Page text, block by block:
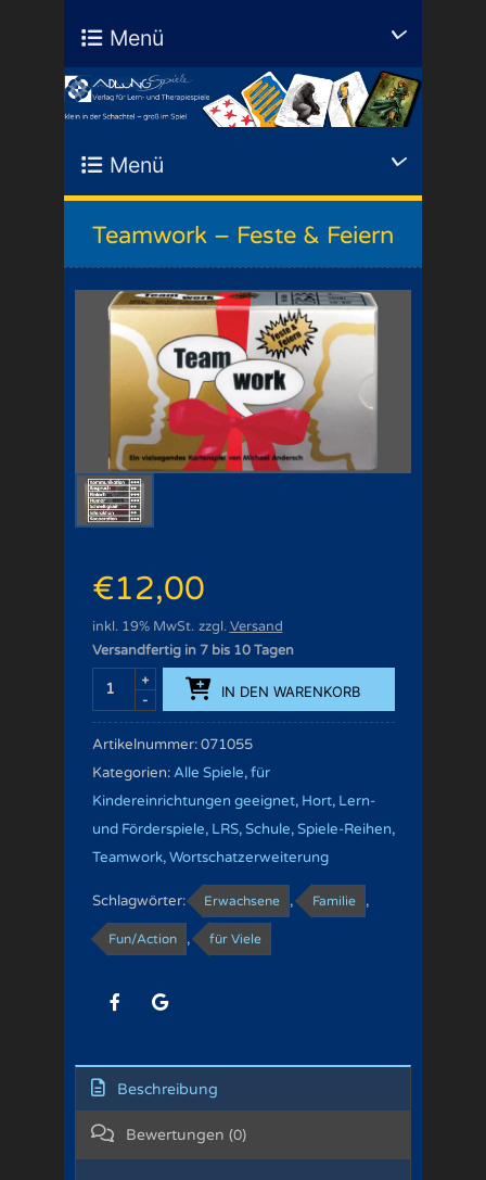
Menü
Menü
Teamwork – Feste & Feiern
€12,00
inkl. 19% MwSt. zzgl.Versand
Versandfertig in 7 bis 10 Tagen
IN DEN WARENKORB
Artikelnummer:071055
Kategorien:Alle Spiele,für
Kindereinrichtungen geeignet, Hort, Lern-
und Förderspiele, LRS,Schule,Spiele-Reihen,
Teamwork,Wortschatzerweiterung
Schlagwörter: Erwachsene , Familie ,
Fun/Action , für Viele
Beschreibung
Bewertungen 0